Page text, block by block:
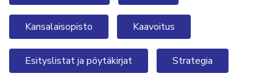
Kansalaisopisto Kaavoitus
Esityslistat ja pöytäkirjat Strategia